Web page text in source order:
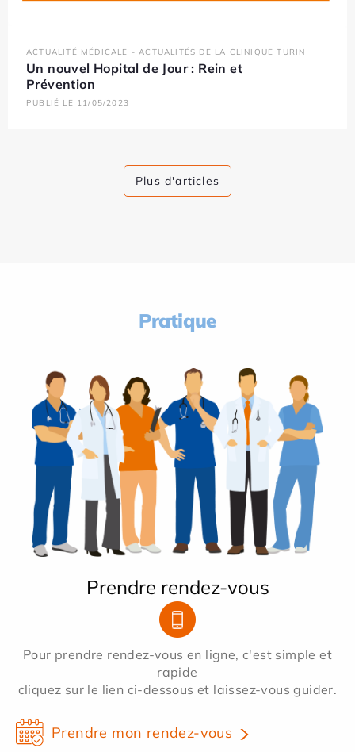
ACTUALITÉ MÉDICALE - ACTUALITÉS DE LA CLINIQUE TURIN
Un nouvel Hopital de Jour : Rein et
Prévention
PUBLIÉ LE 11/05/2023
Plus d'articles
Pratique
Prendre rendez-vous
Pour prendre rendez-vous en ligne, c'est simple et
rapide
cliquez sur le lien ci-dessous et laissez-vous guider.
Prendre mon rendez-vous